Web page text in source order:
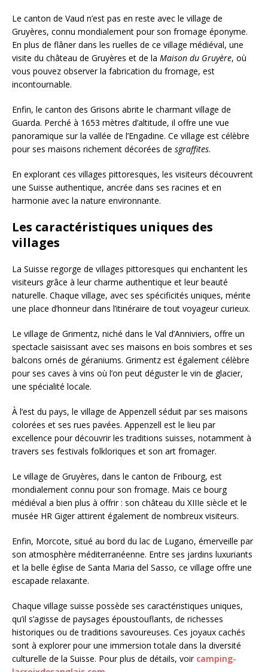
Le canton de Vaud n’est pas en reste avec le village de
Gruyères, connu mondialement pour son fromage éponyme.
En plus de flâner dans les ruelles de ce village médiéval, une
visite du château de Gruyères et de la Maison du Gruyère, où
vous pouvez observer la fabrication du fromage, est
incontournable.
Enfin, le canton des Grisons abrite le charmant village de
Guarda. Perché à 1653 mètres d’altitude, il offre une vue
panoramique sur la vallée de l’Engadine. Ce village est célèbre
pour ses maisons richement décorées de sgraffites.
En explorant ces villages pittoresques, les visiteurs découvrent
une Suisse authentique, ancrée dans ses racines et en
harmonie avec la nature environnante.
Les caractéristiques uniques des
villages
La Suisse regorge de villages pittoresques qui enchantent les
visiteurs grâce à leur charme authentique et leur beauté
naturelle. Chaque village, avec ses spécificités uniques, mérite
une place d’honneur dans l’itinéraire de tout voyageur curieux.
Le village de Grimentz, niché dans le Val d’Anniviers, offre un
spectacle saisissant avec ses maisons en bois sombres et ses
balcons ornés de géraniums. Grimentz est également célèbre
pour ses caves à vins où l’on peut déguster le vin de glacier,
une spécialité locale.
À l’est du pays, le village de Appenzell séduit par ses maisons
colorées et ses rues pavées. Appenzell est le lieu par
excellence pour découvrir les traditions suisses, notamment à
travers ses festivals folkloriques et son art fromager.
Le village de Gruyères, dans le canton de Fribourg, est
mondialement connu pour son fromage. Mais ce bourg
médiéval a bien plus à offrir : son château du XIIIe siècle et le
musée HR Giger attirent également de nombreux visiteurs.
Enfin, Morcote, situé au bord du lac de Lugano, émerveille par
son atmosphère méditerranéenne. Entre ses jardins luxuriants
et la belle église de Santa Maria del Sasso, ce village offre une
escapade relaxante.
Chaque village suisse possède ses caractéristiques uniques,
qu’il s’agisse de paysages époustouflants, de richesses
historiques ou de traditions savoureuses. Ces joyaux cachés
sont à explorer pour une immersion totale dans la diversité
culturelle de la Suisse. Pour plus de détails, voir camping-